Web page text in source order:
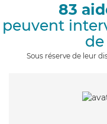
83
peuvent
de
Sous réserve de leur